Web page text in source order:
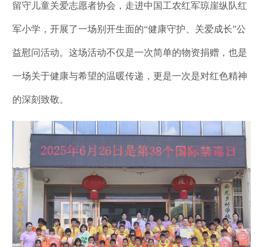
留守儿童关爱志愿者协会，走进中国工农红军琼崖纵队红
军小学，开展了一场别开生面的“健康守护、关爱成长”公
益慰问活动。这场活动不仅是一次简单的物资捐赠，也是
一场关于健康与希望的温暖传递，更是一次是对红色精神
的深刻致敬。